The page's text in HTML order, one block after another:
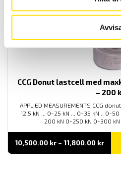
CCG Donut lastcell med
– 200
APPLIED MEASUREMENTS CCG
12,5 kN ... 0-25 kN ... 0-35 kN... 0-
200 kN 0-250 kN 0-300
10,500.00 kr – 11,800.00 kr
till